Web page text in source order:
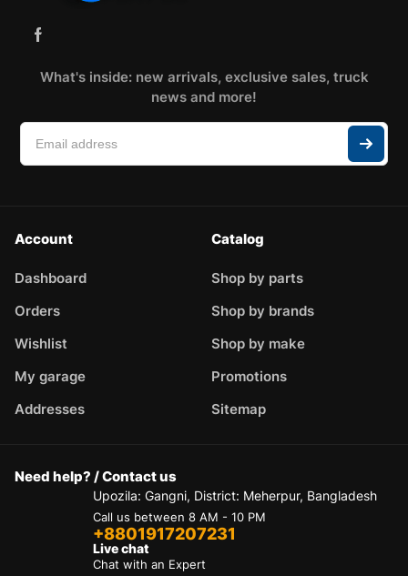
What's inside: new arrivals, exclusive sales, truck
news and more!
Account
Dashboard
Orders
Wishlist
My garage
Addresses
Catalog
Shop by parts
Shop by brands
Shop by make
Promotions
Sitemap
Need help? / Contact us
Upozila: Gangni, District: Meherpur, Bangladesh
Call us between 8 AM - 10 PM
+8801917207231
Live chat
Chat with an Expert